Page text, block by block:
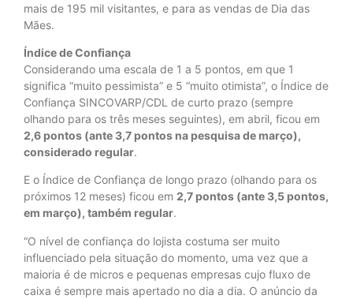
mais de 195 mil visitantes, e para as vendas de Dia das
Mães.
Índice de Confiança
Considerando uma escala de 1 a 5 pontos, em que 1
significa “muito pessimista” e 5 “muito otimista”, o Índice de
Confiança SINCOVARP/CDL de curto prazo (sempre
olhando para os três meses seguintes), em abril, ficou em
2,6 pontos (ante 3,7 pontos na pesquisa de março),
considerado regular.
E o Índice de Confiança de longo prazo (olhando para os
próximos 12 meses) ficou em 2,7 pontos (ante 3,5 pontos,
em março), também regular.
“O nível de confiança do lojista costuma ser muito
influenciado pela situação do momento, uma vez que a
maioria é de micros e pequenas empresas cujo fluxo de
caixa é sempre mais apertado no dia a dia. O anúncio da